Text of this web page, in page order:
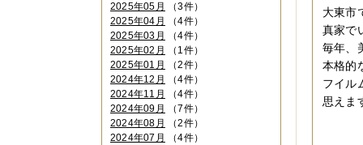
大東市
真家で
毎年、
本格的
フイル
思えま
2025年05月
（3件）
2025年04月
（4件）
2025年03月
（4件）
2025年02月
（1件）
2025年01月
（2件）
2024年12月
（4件）
2024年11月
（4件）
2024年09月
（7件）
2024年08月
（2件）
2024年07月
（4件）